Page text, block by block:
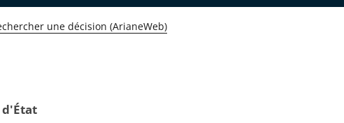
une décision (ArianeWeb)
d'État